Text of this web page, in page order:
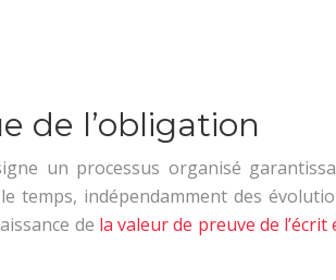
de l’obligation
un processus organisé
temps, indépendamment des
de la valeur de preuve de